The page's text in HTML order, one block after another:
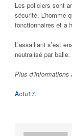
Les policiers sont
sécurité. L’homme
fonctionnaires et a
L’assaillant s’est
neutralisé par balle.
Plus d’informations
Actu17.